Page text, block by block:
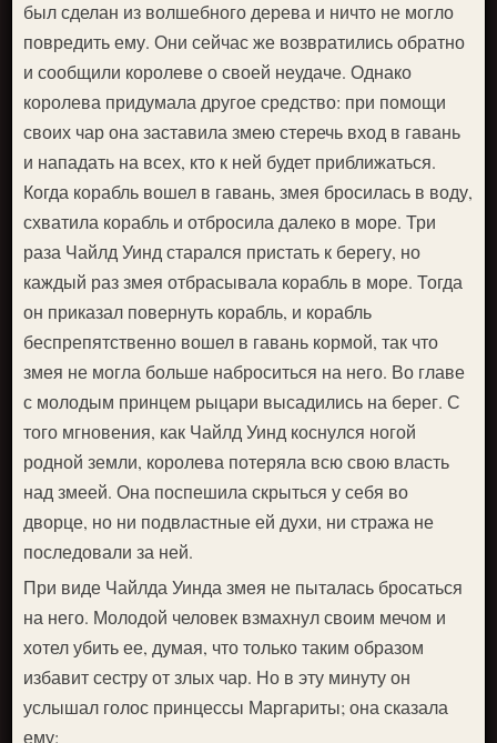
был сделан из волшебного дерева и ничто не могло
повредить ему. Они сейчас же возвратились обратно
и сообщили королеве о своей неудаче. Однако
королева придумала другое средство: при помощи
своих чар она заставила змею стеречь вход в гавань
и нападать на всех, кто к ней будет приближаться.
Когда корабль вошел в гавань, змея бросилась в воду,
схватила корабль и отбросила далеко в море. Три
раза Чайлд Уинд старался пристать к берегу, но
каждый раз змея отбрасывала корабль в море. Тогда
он приказал повернуть корабль, и корабль
беспрепятственно вошел в гавань кормой, так что
змея не могла больше наброситься на него. Во главе
с молодым принцем рыцари высадились на берег. С
того мгновения, как Чайлд Уинд коснулся ногой
родной земли, королева потеряла всю свою власть
над змеей. Она поспешила скрыться у себя во
дворце, но ни подвластные ей духи, ни стража не
последовали за ней.
При виде Чайлда Уинда змея не пыталась бросаться
на него. Молодой человек взмахнул своим мечом и
хотел убить ее, думая, что только таким образом
избавит сестру от злых чар. Но в эту минуту он
услышал голос принцессы Маргариты; она сказала
ему: